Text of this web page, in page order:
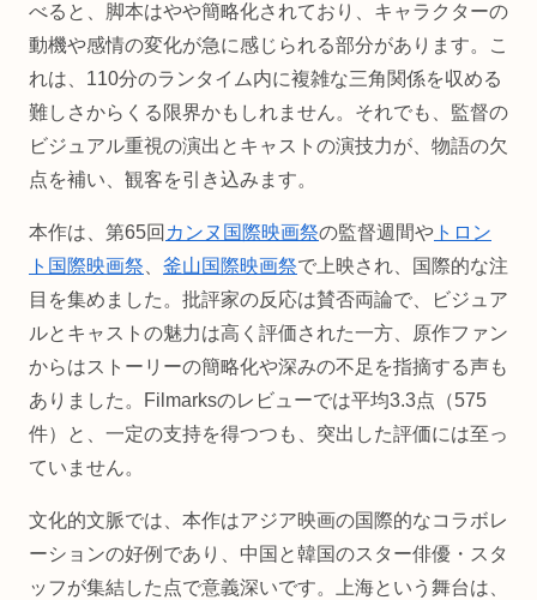
べると、脚本はやや簡略化されており、キャラクターの
動機や感情の変化が急に感じられる部分があります。こ
れは、110分のランタイム内に複雑な三角関係を収める
難しさからくる限界かもしれません。それでも、監督の
ビジュアル重視の演出とキャストの演技力が、物語の欠
点を補い、観客を引き込みます。
本作は、第65回 カンヌ国際映画祭の監督週間や トロン
ト国際映画祭、 釜山国際映画祭で上映され、国際的な注
目を集めました。批評家の反応は賛否両論で、ビジュア
ルとキャストの魅力は高く評価された一方、原作ファン
からはストーリーの簡略化や深みの不足を指摘する声も
ありました。Filmarksのレビューでは平均3.3点（575
件）と、一定の支持を得つつも、突出した評価には至っ
ていません。
文化的文脈では、本作はアジア映画の国際的なコラボレ
ーションの好例であり、中国と韓国のスター俳優・スタ
ッフが集結した点で意義深いです。上海という舞台は、